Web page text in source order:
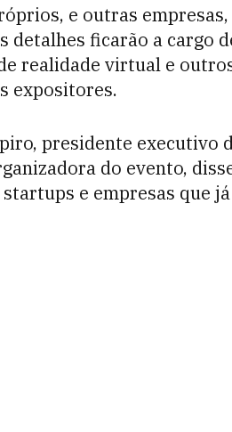
e outras empresas,
detalhes ficarão a cargo
realidade virtual e
expositores.
presidente executivo
do evento,
e empresas que